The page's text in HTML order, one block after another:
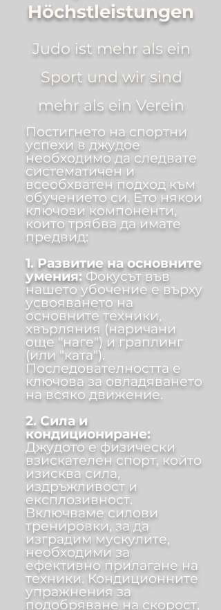
Höchstleistungen
Judo ist mehr als ein
Sport und wir sind
mehr als ein Verein
Постигнето на спортни
успехи в джудое
необходимо да следвате
систематичен и
всеобхватен подход към
обучението си. Ето някои
ключови компоненти,
които трябва да имате
предвид:
1. Развитие на основните
умения: Фокусът във
нашето убочение е върху
усвояването на
основните техники,
хвърляния (наричани
още "наге") и граплинг
(или "ката").
Последователността е
ключова за овладяването
на всяко движение.
2. Сила и
кондициониране:
Джудото е физически
взискателен спорт, който
изисква сила,
издръжливост и
експлозивност.
Включваме силови
тренировки, за да
изградим мускулите,
необходими за
ефективно прилагане на
техники. Кондиционните
упражнения за
подобряване на скорост,